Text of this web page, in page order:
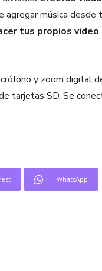
música
tus propios
y zoom digital
tarjetas SD. Se
WhatsApp